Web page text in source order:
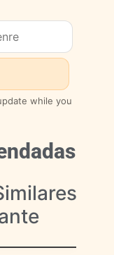
while you
Bolívar